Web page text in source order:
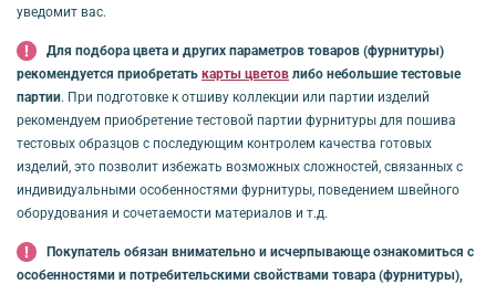
уведомит вас.
Для подбора цвета и других параметров товаров (фурнитуры)
рекомендуется приобретать карты цветов либо небольшие тестовые
партии. При подготовке к отшиву коллекции или партии изделий
рекомендуем приобретение тестовой партии фурнитуры для пошива
тестовых образцов с последующим контролем качества готовых
изделий, это позволит избежать возможных сложностей, связанных с
индивидуальными особенностями фурнитуры, поведением швейного
оборудования и сочетаемости материалов и т.д.
Покупатель обязан внимательно и исчерпывающе ознакомиться с
особенностями и потребительскими свойствами товара (фурнитуры),